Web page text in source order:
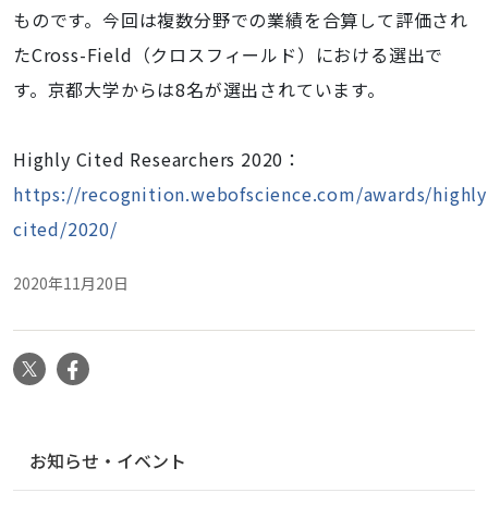
ものです。今回は複数分野での業績を合算して評価され
たCross-Field（クロスフィールド）における選出で
す。京都大学からは8名が選出されています。
Highly Cited Researchers 2020：
https://recognition.webofscience.com/awards/
cited/2020/
2020年11月20日
X
ゲ
お知らせ・イベント